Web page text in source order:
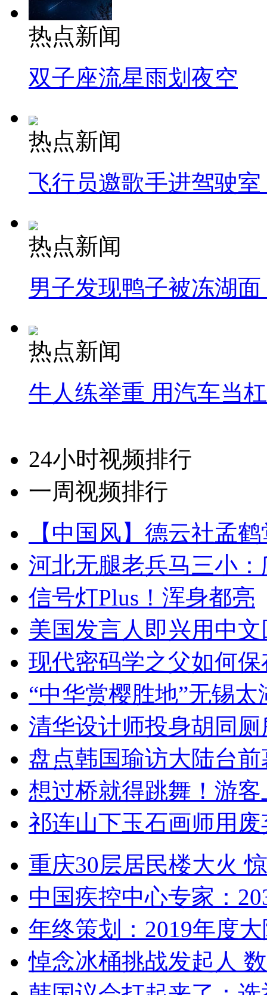
热点新闻
双子座流星雨划夜空
热点新闻
飞行员邀歌手进驾驶
热点新闻
男子发现鸭子被冻湖
热点新闻
牛人练举重 用汽车当
24小时视频排行
一周视频排行
【中国风】德云社孟
河北无腿老兵马三小
信号灯Plus！浑身都亮
美国发言人即兴用中
现代密码学之父如何
“中华赏樱胜地”无锡
清华设计师投身胡同
盘点韩国瑜访大陆台
想过桥就得跳舞！游客
祁连山下玉石画师用
重庆30层居民楼大火
中国疾控中心专家：
年终策划：2019年度
悼念冰桶挑战发起人